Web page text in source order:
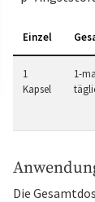
Einzel
1
Kapsel
1-
Die